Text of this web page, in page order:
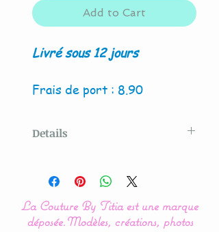
Add to Cart
Livré sous 12 jours
Frais de port : 8.90
Details
Couture By Titia
Nos modèles de turbulette,
La Couture By Titia est une marque
déposée.Modèles, créations, photos